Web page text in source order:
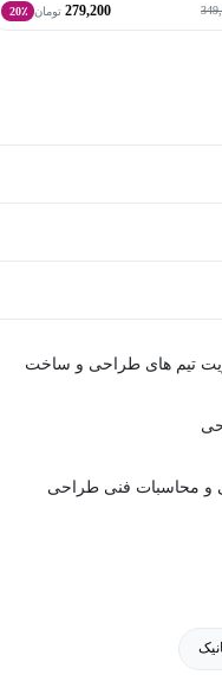
279,200 تومان 20٪
تیم های طراحی و ساخت
و محاسبات فنی طراحی
و تهیه نقشه های فنی
بازرگانی و شناخت بازار